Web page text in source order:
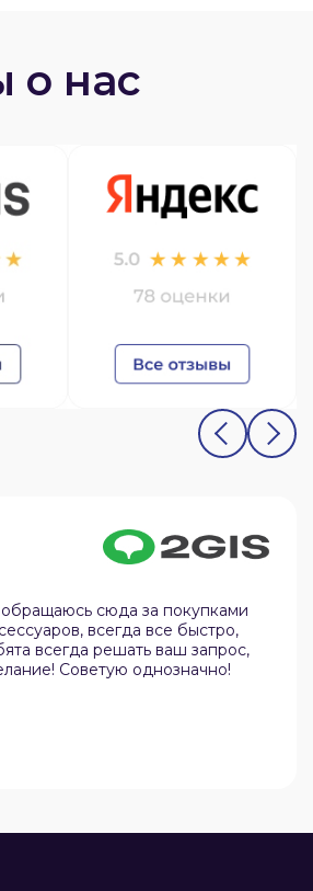
о нас
сюда за покупками
всегда все быстро,
всегда решать ваш запрос,
Советую однозначно!